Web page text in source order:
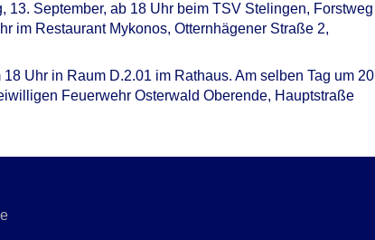
September, ab 18 Uhr beim TSV Stelingen, Forstweg
im Restaurant Mykonos, Otternhägener Straße 2,
Uhr in Raum D.2.01 im Rathaus. Am selben Tag um 20
Feuerwehr Osterwald Oberende, Hauptstraße